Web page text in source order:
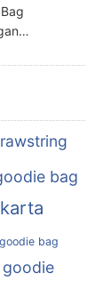
bag
goodie bag
goodie